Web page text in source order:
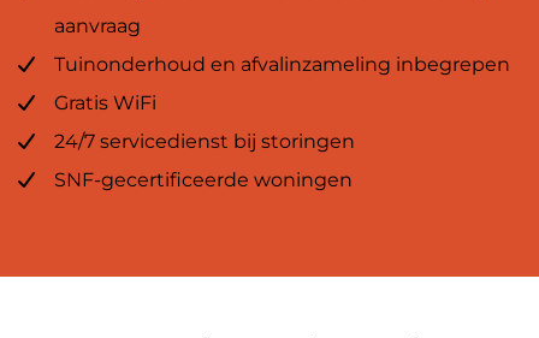
aanvraag
Tuinonderhoud en afvalinzameling inbegrepen
Gratis WiFi
24/7 servicedienst bij storingen
SNF-gecertificeerde woningen